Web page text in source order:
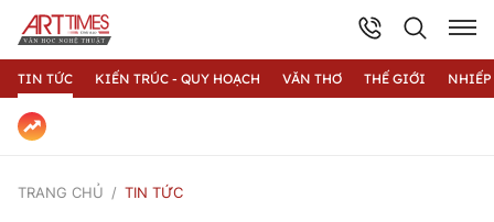
TIN TỨC KIẾN TRÚC - QUY HOẠCH VĂN THƠ THẾ GIỚI
TRANG CHỦ TIN TỨC